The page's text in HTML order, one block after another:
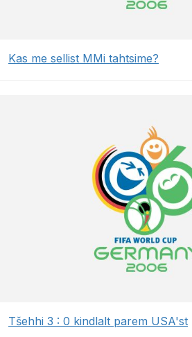
Kas me sellist MMi tahtsime?
Tšehhi 3 : 0 kindlalt parem USA'st